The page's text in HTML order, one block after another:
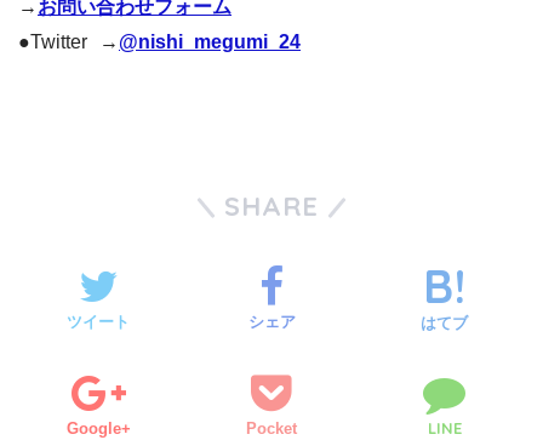
→ お問い合わせフォーム
●Twitter → @nishi_megumi_24
SHARE
ツイート シェア はてブ
Google+ Pocket LINE